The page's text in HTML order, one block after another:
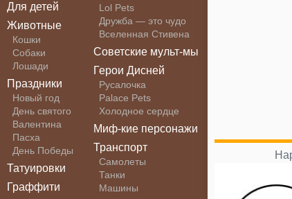
Для детей
Животные
Кошки
Собаки
Лошади
Праздники
Новый год
День святого
Валентина
Пасха
День Победы
Татуировки
Граффити
Lol Pets
Дружба — это чудо
Вселенная Стивена
Советские мульт-мы
Герои Дисней
Русалочка
Palace Pets
Холодное сердце
Миф-кие персонажи
Транспорт
Самолеты
Танки
Машины